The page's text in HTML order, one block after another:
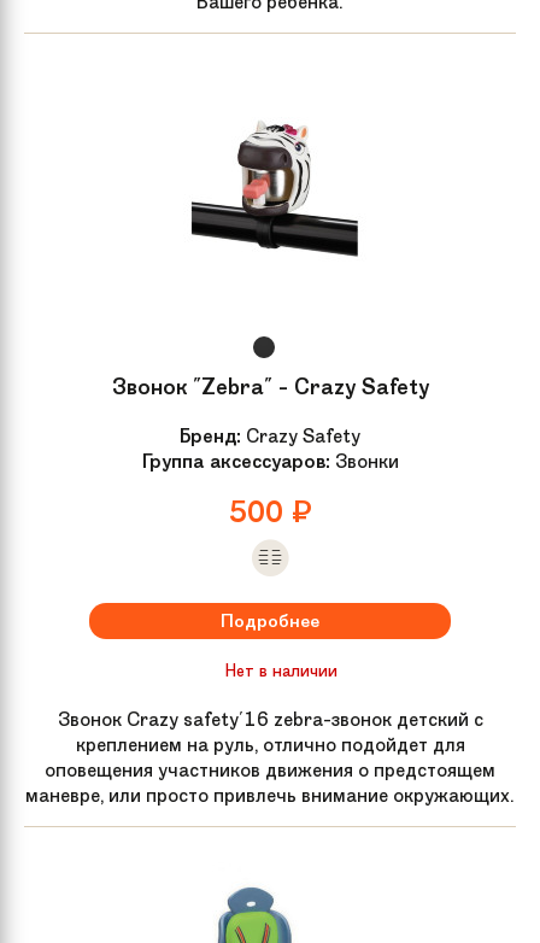
Звонок "Zebra" - Crazy Safety
Бренд: Crazy Safety
Группа аксессуаров: Звонки
500 ₽
Подробнее
Нет в наличии
Звонок Crazy safety'16 zebra-звонок детский с
креплением на руль, отлично подойдет для
оповещения участников движения о предстоящем
маневре, или просто привлечь внимание окружающих.